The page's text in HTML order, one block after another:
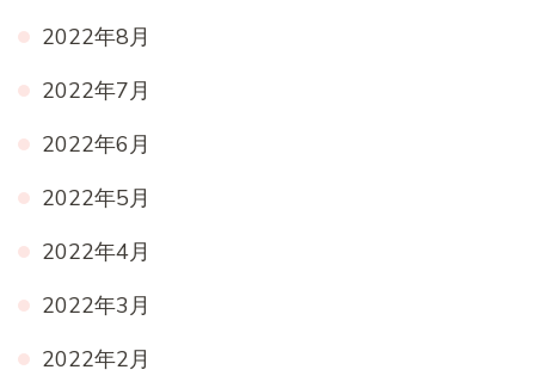
2022年8月
2022年7月
2022年6月
2022年5月
2022年4月
2022年3月
2022年2月